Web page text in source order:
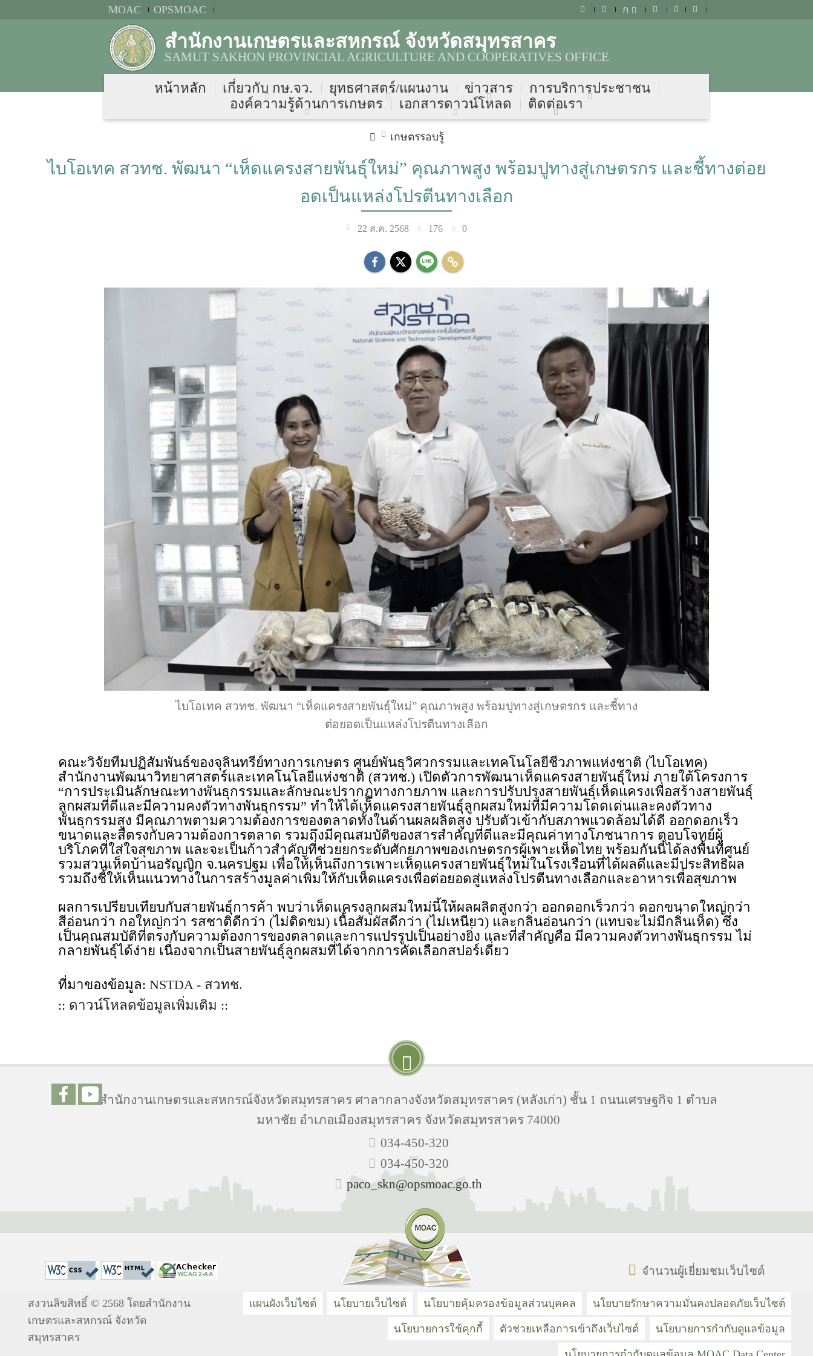
MOAC OPSMOAC ก
สำนักงานเกษตรและสหกรณ์ จังหวัดสมุทรสาคร
SAMUT SAKHON PROVINCIAL AGRICULTURE AND COOPERATIVES OFFICE
หน้าหลัก เกี่ยวกับ กษ.จว. ยุทธศาสตร์/แผนงาน ข่าวสาร
การบริการประชาชน
องค์ความรู้ด้านการเกษตร
เอกสารดาวน์โหลด ติดต่อเรา
เกษตรรอบรู้
ไบโอเทค สวทช. พัฒนา “เห็ดแครงสายพันธุ์ใหม่” คุณภาพสูง พร้อมปูทางสู่เกษตรกร และชี้ทางต่อย
อดเป็นแหล่งโปรตีนทางเลือก
22 ส.ค. 2568 176 0
ไบโอเทค สวทช. พัฒนา “เห็ดแครงสายพันธุ์ใหม่” คุณภาพสูง พร้อมปูทางสู่เกษตรกร และชี้ทาง
ต่อยอดเป็นแหล่งโปรตีนทางเลือก
คณะวิจัยทีมปฏิสัมพันธ์ของจุลินทรีย์ทางการเกษตร ศูนย์พันธุวิศวกรรมและเทคโนโลยีชีวภาพแห่งชาติ (ไบโอเทค)
สำนักงานพัฒนาวิทยาศาสตร์และเทคโนโลยีแห่งชาติ (สวทช.) เปิดตัวการพัฒนาเห็ดแครงสายพันธุ์ใหม่ ภายใต้โครงการ
“การประเมินลักษณะทางพันธุกรรมและลักษณะปรากฏทางกายภาพ และการปรับปรุงสายพันธุ์เห็ดแครงเพื่อสร้างสายพันธุ์
ลูกผสมที่ดีและมีความคงตัวทางพันธุกรรม” ทำให้ได้เห็ดแครงสายพันธุ์ลูกผสมใหม่ที่มีความโดดเด่นและคงตัวทาง
พันธุกรรมสูง มีคุณภาพตามความต้องการของตลาดทั้งในด้านผลผลิตสูง ปรับตัวเข้ากับสภาพแวดล้อมได้ดี ออกดอกเร็ว
ขนาดและสีตรงกับความต้องการตลาด รวมถึงมีคุณสมบัติของสารสำคัญที่ดีและมีคุณค่าทางโภชนาการ ตอบโจทย์ผู้
บริโภคที่ใส่ใจสุขภาพ และจะเป็นก้าวสำคัญที่ช่วยยกระดับศักยภาพของเกษตรกรผู้เพาะเห็ดไทย พร้อมกันนี้ได้ลงพื้นที่ศูนย์
รวมสวนเห็ดบ้านอรัญญิก จ.นครปฐม เพื่อให้เห็นถึงการเพาะเห็ดแครงสายพันธุ์ใหม่ในโรงเรือนที่ได้ผลดีและมีประสิทธิผล
รวมถึงชี้ให้เห็นแนวทางในการสร้างมูลค่าเพิ่มให้กับเห็ดแครงเพื่อต่อยอดสู่แหล่งโปรตีนทางเลือกและอาหารเพื่อสุขภาพ
ผลการเปรียบเทียบกับสายพันธุ์การค้า พบว่าเห็ดแครงลูกผสมใหม่นี้ให้ผลผลิตสูงกว่า ออกดอกเร็วกว่า ดอกขนาดใหญ่กว่า
สีอ่อนกว่า กอใหญ่กว่า รสชาติดีกว่า (ไม่ติดขม) เนื้อสัมผัสดีกว่า (ไม่เหนียว) และกลิ่นอ่อนกว่า (แทบจะไม่มีกลิ่นเห็ด) ซึ่ง
เป็นคุณสมบัติที่ตรงกับความต้องการของตลาดและการแปรรูปเป็นอย่างยิ่ง และที่สำคัญคือ มีความคงตัวทางพันธุกรรม ไม่
กลายพันธุ์ได้ง่าย เนื่องจากเป็นสายพันธุ์ลูกผสมที่ได้จากการคัดเลือกสปอร์เดี่ยว
ที่มาของข้อมูล: NSTDA - สวทช.
:: ดาวน์โหลดข้อมูลเพิ่มเติม ::
สำนักงานเกษตรและสหกรณ์จังหวัดสมุทรสาคร ศาลากลางจังหวัดสมุทรสาคร (หลังเก่า) ชั้น 1 ถนนเศรษฐกิจ 1 ตำบล
มหาชัย อำเภอเมืองสมุทรสาคร จังหวัดสมุทรสาคร 74000
034-450-320
034-450-320
paco_skn@opsmoac.go.th
จำนวนผู้เยี่ยมชมเว็บไซต์
สงวนลิขสิทธิ์ © 2568 โดยสำนักงาน
เกษตรและสหกรณ์ จังหวัด
สมุทรสาคร
แผนผังเว็บไซต์ นโยบายเว็บไซต์ นโยบายคุ้มครองข้อมูลส่วนบุคคล นโยบายรักษาความมั่นคงปลอดภัยเว็บไซต์
นโยบายการใช้คุกกี้ ตัวช่วยเหลือการเข้าถึงเว็บไซต์ นโยบายการกำกับดูแลข้อมูล